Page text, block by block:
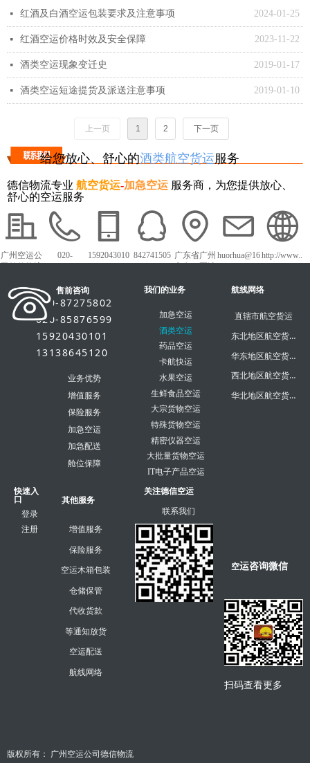
2024-01-25
넷 红酒及白酒空运包装要求及注意事项
2023-11-22
넷 红酒空运价格时效及安全保障
2019-01-17
넷 酒类空运现象变迁史
2019-01-10
넷 酒类空运短途提货及派送注意事项
上一页 1 2 下一页
给您放心、舒心的酒类航空货运服务
加急空运
酒类空运
药品空运
卡航快运
水果空运
生鲜食品空运
大宗货物空运
特殊货物空运
精密仪器空运
大批量货物空运
IT电子产品空运
我们的业务
直辖市航空货运
东北地区航空货运
华东地区航空货运
西北地区航空货运
华北地区航空货运
航线网络
登录
注册
快速入
口
增值服务
保险服务
空运木箱包装
仓储保管
代收货款
等通知放货
空运配送
航线网络
其他服务
联系我们
关注德信空运
业务优势
增值服务
保险服务
加急空运
加急配送
舱位保障
售前咨询
020-87275802
020-85876599
15920430101
13138645120
扫码查看更多
空运咨询微信
版权所有： 广州空运公司德信物流
广州空运公
020-
1592043010 842741505 广东省广州
号白云农批
huorhua@16http://www..
德信物流专业 航空货运-加急空运 服务商，为您提供放心、
舒心的空运服务